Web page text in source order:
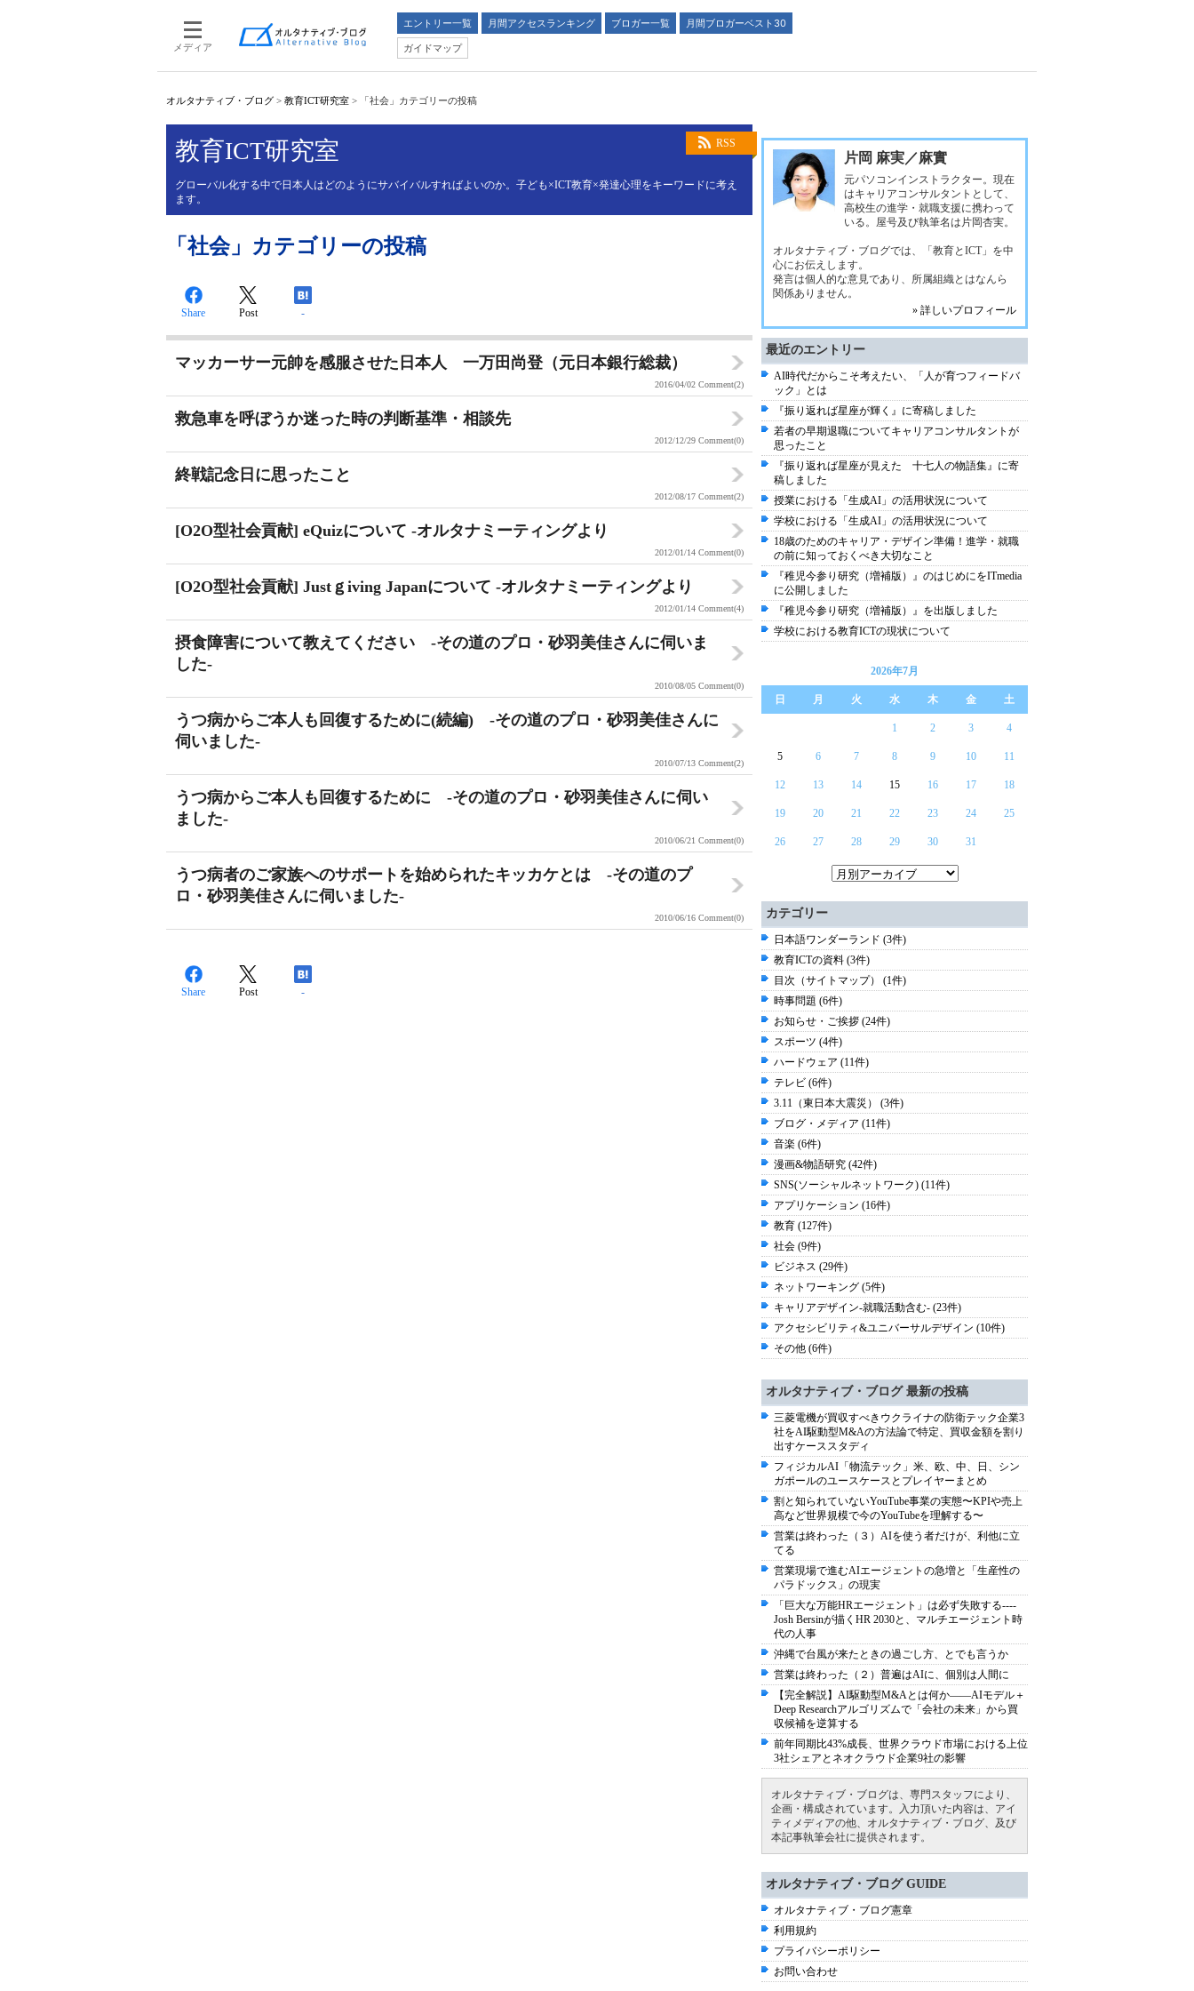
メディア
エントリー一覧 月間アクセスランキング ブロガー一覧
月間ブロガーベスト30
ガイドマップ
オルタナティブ・ブログ > 教育ICT研究室 > 「社会」カテゴリーの投稿
RSS
教育ICT研究室
グローバル化する中で日本人はどのようにサバイバルすればよいのか。子ども×ICT教育×発達心理をキーワードに考え
ます。
「社会」カテゴリーの投稿
Share Post -
マッカーサー元帥を感服させた日本人 一万田尚登（元日本銀行総裁）
2016/04/02 Comment(2)
救急車を呼ぼうか迷った時の判断基準・相談先
2012/12/29 Comment(0)
終戦記念日に思ったこと
2012/08/17 Comment(2)
[O2O型社会貢献] eQuizについて -オルタナミーティングより
2012/01/14 Comment(0)
[O2O型社会貢献] Justｇiving Japanについて -オルタナミーティングより
2012/01/14 Comment(4)
摂食障害について教えてください -その道のプロ・砂羽美佳さんに伺いま
した-
2010/08/05 Comment(0)
うつ病からご本人も回復するために(続編) -その道のプロ・砂羽美佳さんに
伺いました-
2010/07/13 Comment(2)
うつ病からご本人も回復するために -その道のプロ・砂羽美佳さんに伺い
ました-
2010/06/21 Comment(0)
うつ病者のご家族へのサポートを始められたキッカケとは -その道のプ
ロ・砂羽美佳さんに伺いました-
2010/06/16 Comment(0)
Share Post -
片岡 麻実／麻實
元パソコンインストラクター。現在
はキャリアコンサルタントとして、
高校生の進学・就職支援に携わって
いる。屋号及び執筆名は片岡杏実。
オルタナティブ・ブログでは、「教育とICT」を中
心にお伝えします。
発言は個人的な意見であり、所属組織とはなんら
関係ありません。
» 詳しいプロフィール
最近のエントリー
AI時代だからこそ考えたい、「人が育つフィードバ
ック」とは
『振り返れば星座が輝く』に寄稿しました
若者の早期退職についてキャリアコンサルタントが
思ったこと
『振り返れば星座が見えた 十七人の物語集』に寄
稿しました
授業における「生成AI」の活用状況について
学校における「生成AI」の活用状況について
18歳のためのキャリア・デザイン準備！進学・就職
の前に知っておくべき大切なこと
『稚児今参り研究（増補版）』のはじめにをITmedia
に公開しました
『稚児今参り研究（増補版）』を出版しました
学校における教育ICTの現状について
2026年7月
日 月 火 水 木 金 土
1 2 3 4
5 6 7 8 9 10 11
12 13 14 15 16 17 18
19 20 21 22 23 24 25
26 27 28 29 30 31
カテゴリー
日本語ワンダーランド (3件)
教育ICTの資料 (3件)
目次（サイトマップ） (1件)
時事問題 (6件)
お知らせ・ご挨拶 (24件)
スポーツ (4件)
ハードウェア (11件)
テレビ (6件)
3.11（東日本大震災） (3件)
ブログ・メディア (11件)
音楽 (6件)
漫画&物語研究 (42件)
SNS(ソーシャルネットワーク) (11件)
アプリケーション (16件)
教育 (127件)
社会 (9件)
ビジネス (29件)
ネットワーキング (5件)
キャリアデザイン-就職活動含む- (23件)
アクセシビリティ&ユニバーサルデザイン (10件)
その他 (6件)
オルタナティブ・ブログ 最新の投稿
三菱電機が買収すべきウクライナの防衛テック企業3
社をAI駆動型M&Aの方法論で特定、買収金額を割り
出すケーススタディ
フィジカルAI「物流テック」米、欧、中、日、シン
ガポールのユースケースとプレイヤーまとめ
割と知られていないYouTube事業の実態〜KPIや売上
高など世界規模で今のYouTubeを理解する〜
営業は終わった（３）AIを使う者だけが、利他に立
てる
営業現場で進むAIエージェントの急増と「生産性の
パラドックス」の現実
「巨大な万能HRエージェント」は必ず失敗する----
Josh Bersinが描くHR 2030と、マルチエージェント時
代の人事
沖縄で台風が来たときの過ごし方、とでも言うか
営業は終わった（２）普遍はAIに、個別は人間に
【完全解説】AI駆動型M&Aとは何か――AIモデル＋
Deep Researchアルゴリズムで「会社の未来」から買
収候補を逆算する
前年同期比43%成長、世界クラウド市場における上位
3社シェアとネオクラウド企業9社の影響
オルタナティブ・ブログは、専門スタッフにより、
企画・構成されています。入力頂いた内容は、アイ
ティメディアの他、オルタナティブ・ブログ、及び
本記事執筆会社に提供されます。
オルタナティブ・ブログ GUIDE
オルタナティブ・ブログ憲章
利用規約
プライバシーポリシー
お問い合わせ